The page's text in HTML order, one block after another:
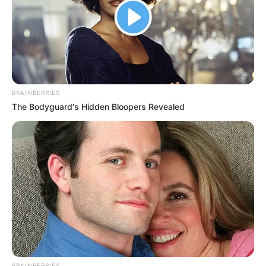
BRAINBERRIES
The Bodyguard's Hidden Bloopers Revealed